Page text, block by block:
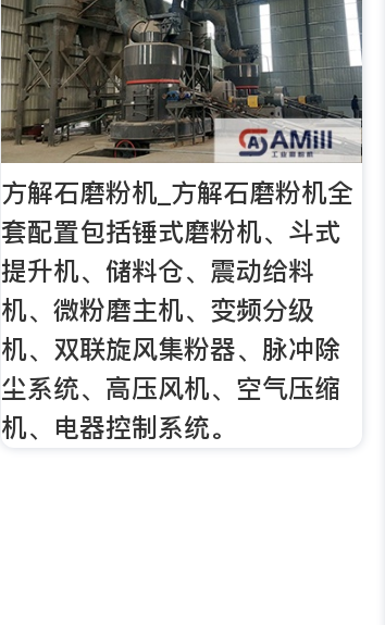
方解石磨粉机_方解石磨粉机全
套配置包括锤式磨粉机、斗式
提升机、储料仓、震动给料
机、微粉磨主机、变频分级
机、双联旋风集粉器、脉冲除
尘系统、高压风机、空气压缩
机、电器控制系统。